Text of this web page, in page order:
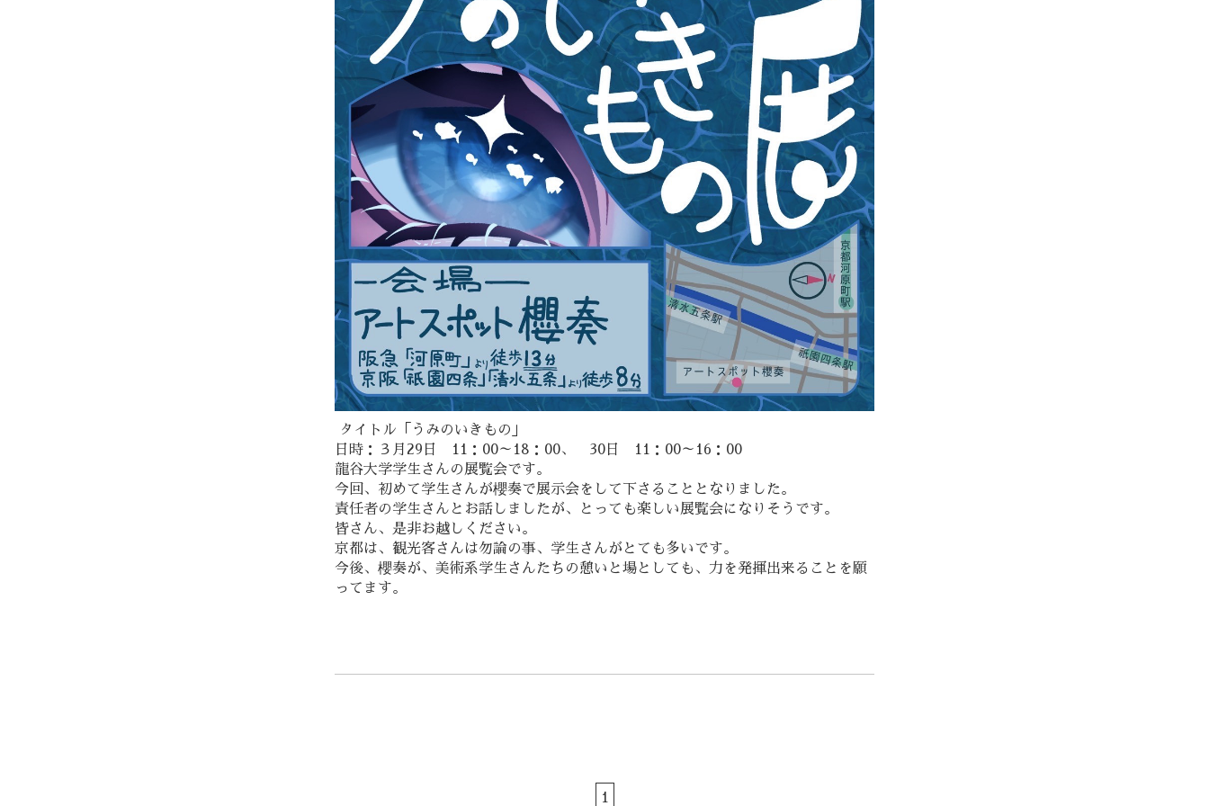
タイトル「うみのいきもの」
日時：３月29日 11：00～18：00、 30日 11：00～16：00
龍谷大学学生さんの展覧会です。
今回、初めて学生さんが櫻奏で展示会をして下さることとなりました。
責任者の学生さんとお話しましたが、とっても楽しい展覧会になりそうです。
皆さん、是非お越しください。
京都は、観光客さんは勿論の事、学生さんがとても多いです。
今後、櫻奏が、美術系学生さんたちの憩いと場としても、力を発揮出来ることを願
ってます。
1